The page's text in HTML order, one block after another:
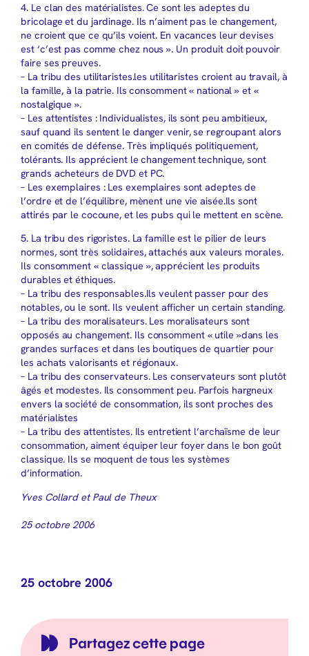
4. Le clan des matérialistes. Ce sont les adeptes du
bricolage et du jardinage. Ils n’aiment pas le changement,
ne croient que ce qu’ils voient. En vacances leur devises
est ‘c’est pas comme chez nous ». Un produit doit pouvoir
faire ses preuves.
– La tribu des utilitaristes.les utilitaristes croient au travail, à
la famille, à la patrie. Ils consomment « national » et «
nostalgique ».
– Les attentistes : Individualistes, ils sont peu ambitieux,
sauf quand ils sentent le danger venir, se regroupant alors
en comités de défense. Très impliqués politiquement,
tolérants. Ils apprécient le changement technique, sont
grands acheteurs de DVD et PC.
– Les exemplaires : Les exemplaires sont adeptes de
l’ordre et de l’équilibre, mènent une vie aisée.Ils sont
attirés par le cocoune, et les pubs qui le mettent en scène.
5. La tribu des rigoristes. La famille est le pilier de leurs
normes, sont très solidaires, attachés aux valeurs morales.
Ils consomment « classique », apprécient les produits
durables et éthiques.
– La tribu des responsables.Ils veulent passer pour des
notables, ou le sont. Ils veulent afficher un certain standing.
– La tribu des moralisateurs. Les moralisateurs sont
opposés au changement. Ils consomment « utile »dans les
grandes surfaces et dans les boutiques de quartier pour
les achats valorisants et régionaux.
– La tribu des conservateurs. Les conservateurs sont plutôt
âgés et modestes. Ils consomment peu. Parfois hargneux
envers la société de consommation, ils sont proches des
matérialistes
– La tribu des attentistes. Ils entretient l’archaïsme de leur
consommation, aiment équiper leur foyer dans le bon goût
classique. Ils se moquent de tous les systèmes
d’information.
Yves Collard et Paul de Theux
25 octobre 2006
25 octobre 2006
Partagez cette page